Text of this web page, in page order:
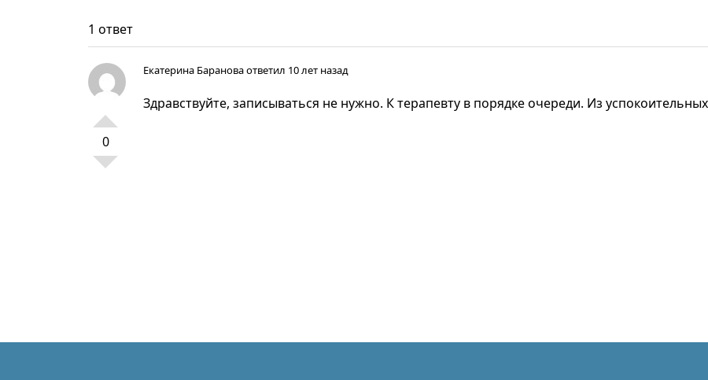
1 ответ
0
Екатерина Барановаответил 10 лет назад
Здравствуйте, записываться не нужно. К терапевту в порядке очереди. Из